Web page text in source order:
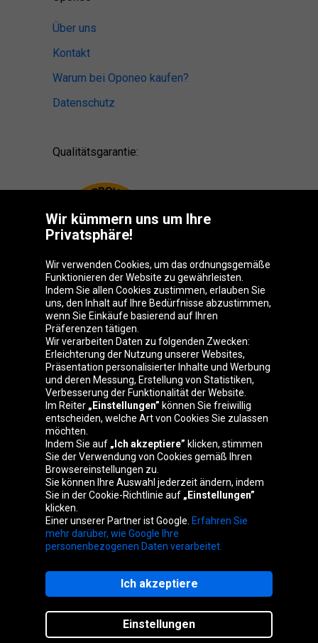
Über uns
Kontakt
Warum bei Oponeo kaufen?
Datenschutz
Qualitätsgarantie:
Oponeo-Gruppe
Belgique
Česká
republika
Deutschland Éire
España France Italia Magyarország
Nederland Polska
Slovenská
republika
United
Website-Karte
Wir kümmern uns um Ihre
Privatsphäre!
Wir verwenden Cookies, um das ordnungsgemäße
Funktionieren der Website zu gewährleisten.
Indem Sie allen Cookies zustimmen, erlauben Sie
uns, den Inhalt auf Ihre Bedürfnisse abzustimmen,
wenn Sie Einkäufe basierend auf Ihren
Präferenzen tätigen.
Wir verarbeiten Daten zu folgenden Zwecken:
Erleichterung der Nutzung unserer Websites,
Präsentation personalisierter Inhalte und Werbung
und deren Messung, Erstellung von Statistiken,
Verbesserung der Funktionalität der Website.
Im Reiter „Einstellungen” können Sie freiwillig
entscheiden, welche Art von Cookies Sie zulassen
möchten.
Indem Sie auf „Ich akzeptiere” klicken, stimmen
Sie der Verwendung von Cookies gemäß Ihren
Browsereinstellungen zu.
Sie können Ihre Auswahl jederzeit ändern, indem
Sie in der Cookie-Richtlinie auf „Einstellungen”
klicken.
Einer unserer Partner ist Google. Erfahren Sie
mehr darüber, wie Google Ihre
personenbezogenen Daten verarbeitet.
Einstellungen
Ich akzeptiere